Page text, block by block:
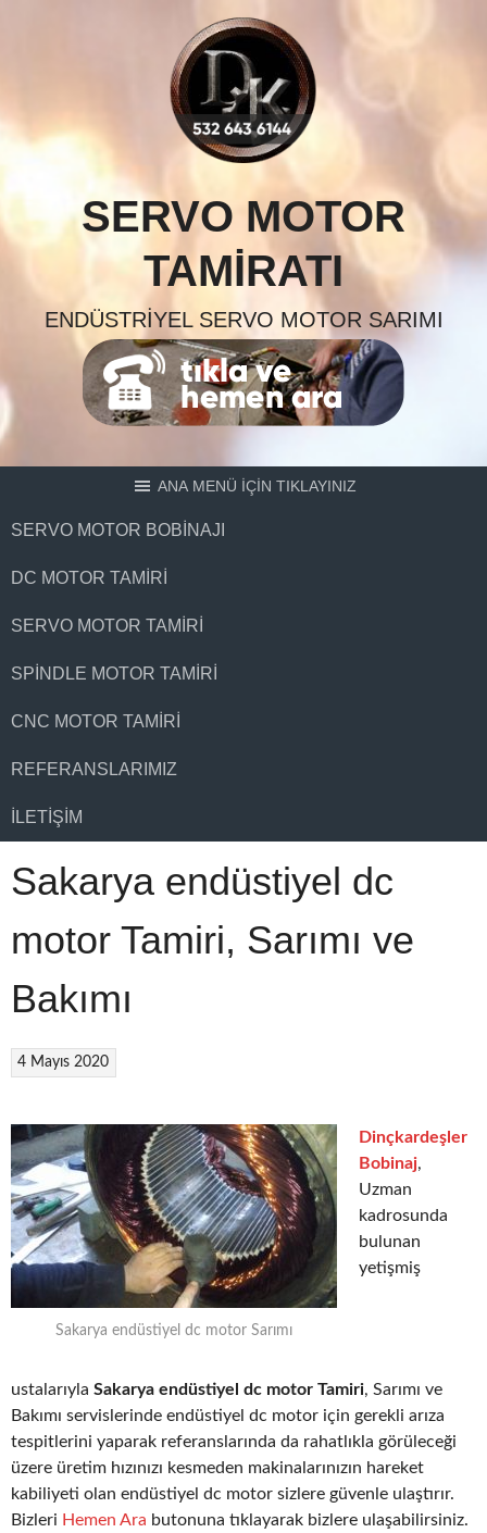
SERVO MOTOR
TAMIRATI
ENDÜSTRIYEL SERVO MOTOR SARIMI
ANA MENÜ İÇİN TIKLAYINIZ
SERVO MOTOR BOBINAJI
DC MOTOR TAMIRI
SERVO MOTOR TAMIRI
SPINDLE MOTOR TAMIRI
CNC MOTOR TAMIRI
REFERANSLARIMIZ
İLETIŞIM
Sakarya endüstiyel dc
motor Tamiri, Sarımı ve
Bakımı
4 Mayıs 2020
Sakarya endüstiyel dc motor Sarımı
Dinçkardeşler
Bobinaj,
Uzman
kadrosunda
bulunan
yetişmiş
ustalarıyla Sakarya endüstiyel dc motor Tamiri, Sarımı ve
Bakımı servislerinde endüstiyel dc motor için gerekli arıza
tespitlerini yaparak referanslarında da rahatlıkla görüleceği
üzere üretim hızınızı kesmeden makinalarınızın hareket
kabiliyeti olan endüstiyel dc motor sizlere güvenle ulaştırır.
Bizleri Hemen Ara butonuna tıklayarak bizlere ulaşabilirsiniz.